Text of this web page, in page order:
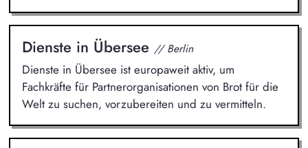
Dienste in Übersee // Berlin
Dienste in Übersee ist europaweit aktiv, um
Fachkräfte für Partnerorganisationen von Brot für die
Welt zu suchen, vorzubereiten und zu vermitteln.